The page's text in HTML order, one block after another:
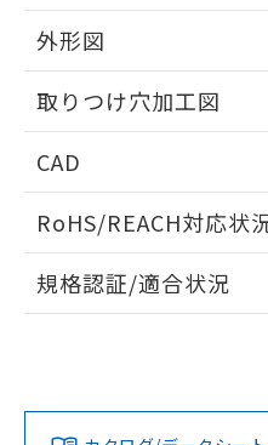
外形図
取りつけ穴加工図
CAD
ドすることができます。
ログイ
ダウンロードデータをご利用
みください。
RoHS/REACH対応状
EU RoHS 注意事項・凡
規格認証/適合状況
荷製品に未対応品が
欄に対応日を記載し
既に当社にて対応
していることから、
り、2022年1月12日